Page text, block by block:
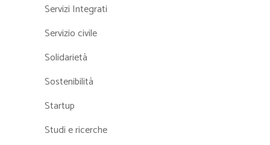
Servizi Integrati
Servizio civile
Solidarietà
Sostenibilità
Startup
Studi e ricerche